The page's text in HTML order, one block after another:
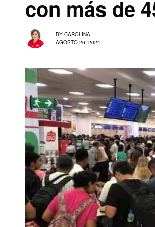
con más de
BY CAROLINA
AGOSTO 26, 2024